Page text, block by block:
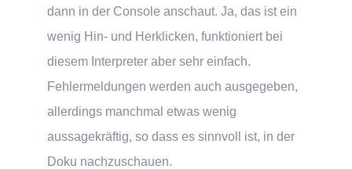
dann in der Console anschaut. Ja, das ist ein
wenig Hin- und Herklicken, funktioniert bei
diesem Interpreter aber sehr einfach.
Fehlermeldungen werden auch ausgegeben,
allerdings manchmal etwas wenig
aussagekräftig, so dass es sinnvoll ist, in der
Doku nachzuschauen.